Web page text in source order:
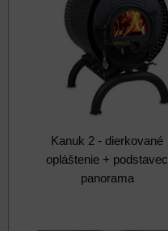
Kanuk 2 - dierkované
opláštenie + podstavec
panorama